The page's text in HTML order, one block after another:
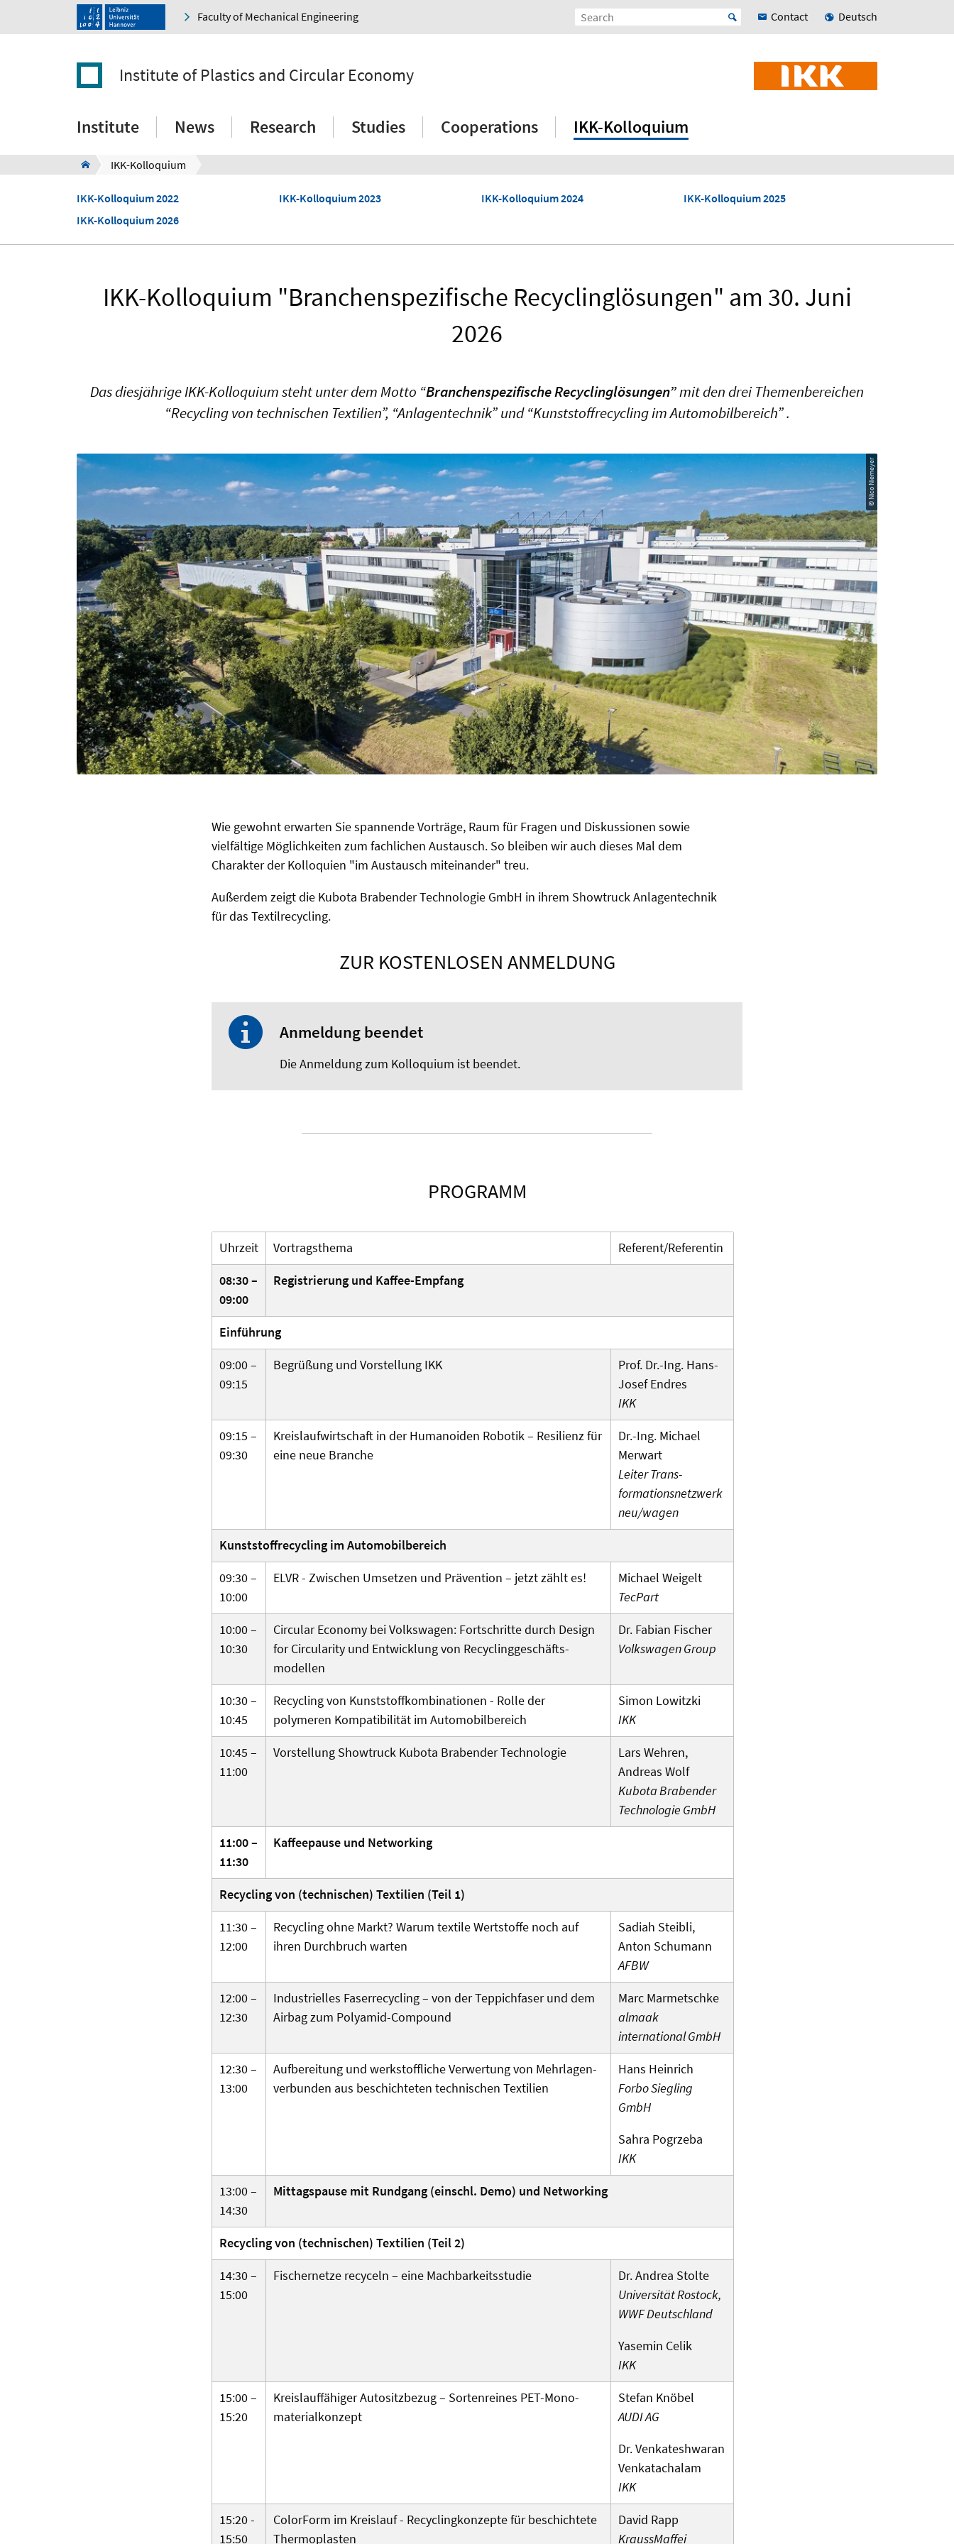
Faculty of Mechanical Engineering Contact Deutsch
Institute of Plastics and Circular Economy
Institute News Research Studies Cooperations IKK-Kolloquium
IKK-Kolloquium
IKK-Kolloquium 2022
IKK-Kolloquium 2026
IKK-Kolloquium 2023 IKK-Kolloquium 2024 IKK-Kolloquium 2025
IKK-Kolloquium "Branchenspezifische Recyclinglösungen" am 30. Juni
2026
Das diesjährige IKK-Kolloquium steht unter dem Motto “Branchenspezifische Recyclinglösungen”mit den drei Themenbereichen
“Recycling von technischen Textilien”, “Anlagentechnik” und “Kunststoffrecycling im Automobilbereich” .
© Nico Niemeyer
Wie gewohnt erwarten Sie spannende Vorträge, Raum für Fragen und Diskussionen sowie
vielfältige Möglichkeiten zum fachlichen Austausch. So bleiben wir auch dieses Mal dem
Charakter der Kolloquien "im Austausch miteinander" treu.
Außerdem zeigt die Kubota Brabender Technologie GmbH in ihrem Showtruck Anlagentechnik
für das Textilrecycling.
ZUR KOSTENLOSEN ANMELDUNG
Anmeldung beendet
Die Anmeldung zum Kolloquium ist beendet.
PROGRAMM
Uhrzeit Vortragsthema
Referent/Referentin
08:30 –
09:00
Registrierung und Kaffee-Empfang
Einführung
09:00 –
09:15
Begrüßung und Vorstellung IKK
Prof. Dr.-Ing. Hans-
Josef Endres
IKK
09:15 –
09:30
Kreis­lauf­wirt­schaft in der Huma­noiden Robotik – Resilienz für
eine neue Branche
Dr.-Ing. Michael
Merwart
Leiter Trans­­
formations­­netzwerk
neu/wagen
Kunst­stoff­recycling im Automobil­bereich
09:30 –
10:00
ELVR - Zwischen Umsetzen und Prävention – jetzt zählt es!
Michael Weigelt
TecPart
10:00 –
10:30
Circular Economy bei Volkswagen: Fortschritte durch Design
for Circularity und Entwicklung von Recycling­geschäfts­
modellen
Dr. Fabian Fischer
Volkswagen Group
10:30 –
10:45
Recycling von Kunst­stoff­kombinationen - Rolle der
polymeren Kompatibilität im Automobil­bereich
Simon Lowitzki
IKK
10:45 –
11:00
Vorstellung Showtruck Kubota Brabender Technologie
Lars Wehren,
Andreas Wolf
Kubota Brabender
Technologie GmbH
11:00 –
11:30
Kaffeepause und Networking
Recycling von (technischen) Textilien (Teil 1)
11:30 –
12:00
Recycling ohne Markt? Warum textile Wert­stoffe noch auf
ihren Durch­bruch warten
Sadiah Steibli,
Anton Schumann
AFBW
12:00 –
12:30
Industrielles Faserrecycling – von der Teppichfaser und dem
Airbag zum Polyamid-Compound
Marc Marmetschke
almaak
international GmbH
12:30 –
13:00
Aufbereitung und werk­stoffliche Verwertung von Mehr­lagen­
verbunden aus beschichteten technischen Textilien
Hans Heinrich
Forbo Siegling
GmbH
Sahra Pogrzeba
IKK
13:00 –
14:30
Mittagspause mit Rundgang (einschl. Demo) und Networking
Recycling von (technischen) Textilien (Teil 2)
14:30 –
15:00
Fischer­netze recyceln – eine Machbarkeits­studie
Dr. Andrea Stolte
Universität Rostock,
WWF Deutschland
Yasemin Celik
IKK
15:00 –
15:20
Kreis­lauf­fähiger Auto­sitzbezug – Sorten­reines PET-Mono­
material­konzept
Stefan Knöbel
AUDI AG
Dr. Venkateshwaran
Venkatachalam
IKK
15:20 -
15:50
ColorForm im Kreis­lauf - Recycling­konzepte für beschichtete
Thermo­plasten
David Rapp
KraussMaffei